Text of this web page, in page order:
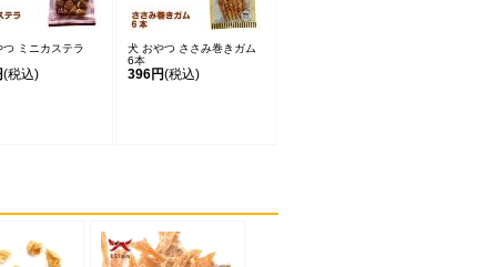
つ ミニカステラ
(税込)
犬 おやつ ささみ巻きガム
6本
396円(税込)